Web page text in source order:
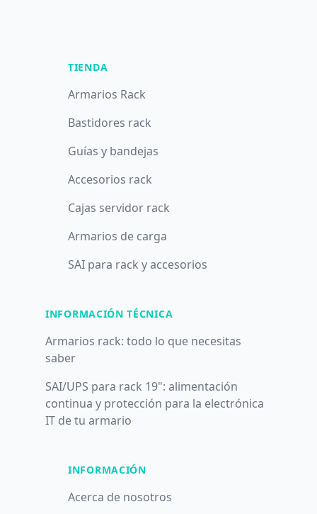
TIENDA
Armarios Rack
Bastidores rack
Guías y bandejas
Accesorios rack
Cajas servidor rack
Armarios de carga
SAI para rack y accesorios
INFORMACIÓN TÉCNICA
Armarios rack: todo lo que necesitas
saber
SAI/UPS para rack 19": alimentación
continua y protección para la electrónica
IT de tu armario
INFORMACIÓN
Acerca de nosotros